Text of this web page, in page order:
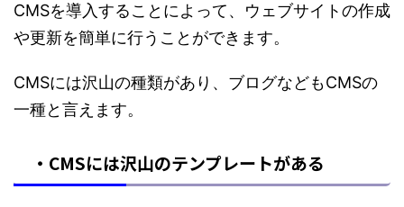
CMSを導入することによって、ウェブサイトの作成
や更新を簡単に行うことができます。
CMSには沢山の種類があり、ブログなどもCMSの
一種と言えます。
・CMSには沢山のテンプレートがある